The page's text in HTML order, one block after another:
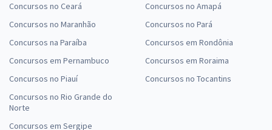
Concursos no Ceará
Concursos no Maranhão
Concursos na Paraíba
Concursos em Pernambuco
Concursos no Piauí
Concursos no Rio Grande do
Norte
Concursos em Sergipe
Concursos no Amapá
Concursos no Pará
Concursos em Rondônia
Concursos em Roraima
Concursos no Tocantins